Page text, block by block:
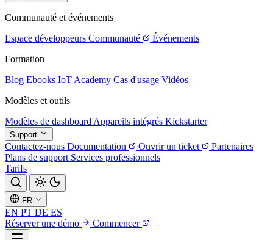
Communauté et événements
Espace développeurs Communauté
Événements
Formation
Blog Ebooks IoT Academy Cas d'usage Vidéos
Modèles et outils
Modèles de dashboard Appareils intégrés Kickstarter
Support
Contactez-nous Documentation Ouvrir un ticket
Partenaires
Plans de support Services professionnels
Tarifs
FR
EN PT DE ES
Réserver une démo
Commencer